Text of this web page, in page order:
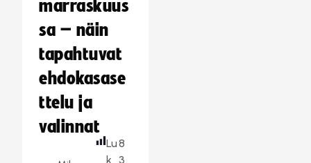
marraskuus
sa – näin
tapahtuvat
ehdokasase
ttelu ja
valinnat
Lu
k
8
3